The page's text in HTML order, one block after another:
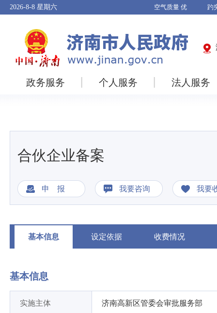
2026-8-8 星期六
政务服务 个人服务 法人服务
合伙企业备案
申 报 我要咨询 我要
基本信息 设定依据 收费情况
基本信息
实施主体 济南高新区管委会审批服务部